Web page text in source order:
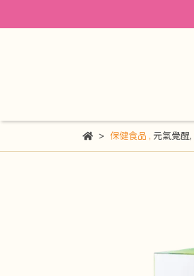
保健食品 , 元氣覺醒,